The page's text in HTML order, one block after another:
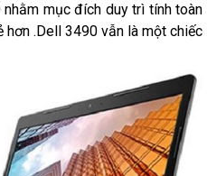
mục đích duy trì tính toàn
hơn .Dell 3490 vẫn là một chiếc